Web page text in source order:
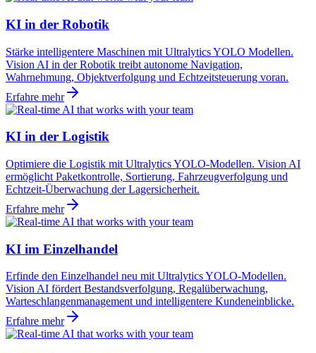
KI in der Robotik
Stärke intelligentere Maschinen mit Ultralytics YOLO Modellen.
Vision AI in der Robotik treibt autonome Navigation,
Wahrnehmung, Objektverfolgung und Echtzeitsteuerung voran.
Erfahre mehr
KI in der Logistik
Optimiere die Logistik mit Ultralytics YOLO-Modellen. Vision AI
ermöglicht Paketkontrolle, Sortierung, Fahrzeugverfolgung und
Echtzeit-Überwachung der Lagersicherheit.
Erfahre mehr
KI im Einzelhandel
Erfinde den Einzelhandel neu mit Ultralytics YOLO-Modellen.
Vision AI fördert Bestandsverfolgung, Regalüberwachung,
Warteschlangenmanagement und intelligentere Kundeneinblicke.
Erfahre mehr